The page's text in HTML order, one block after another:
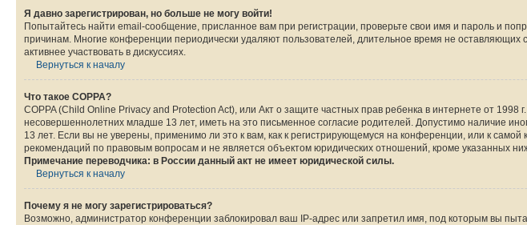
Я давно зарегистрирован, но больше не могу войти!
Попытайтесь найти email-сообщение, присланное вам при регистрации, проверьте свои имя и пароль и
причинам. Многие конференции периодически удаляют пользователей, длительное время не
активнее участвовать в дискуссиях.
Вернуться к началу
Что такое COPPA?
COPPA (Child Online Privacy and Protection Act), или Акт о защите частных прав ребенка в интернете от
несовершеннолетних младше 13 лет, иметь на это письменное согласие родителей. Допустимо наличие
13 лет. Если вы не уверены, применимо ли это к вам, как к регистрирующемуся на конференции, или к
рекомендаций по правовым вопросам и не является объектом юридических отношений, кроме указанных
Примечание переводчика: в России данный акт не имеет юридической силы.
Вернуться к началу
Почему я не могу зарегистрироваться?
Возможно, администратор конференции заблокировал ваш IP-адрес или запретил имя, под которым вы